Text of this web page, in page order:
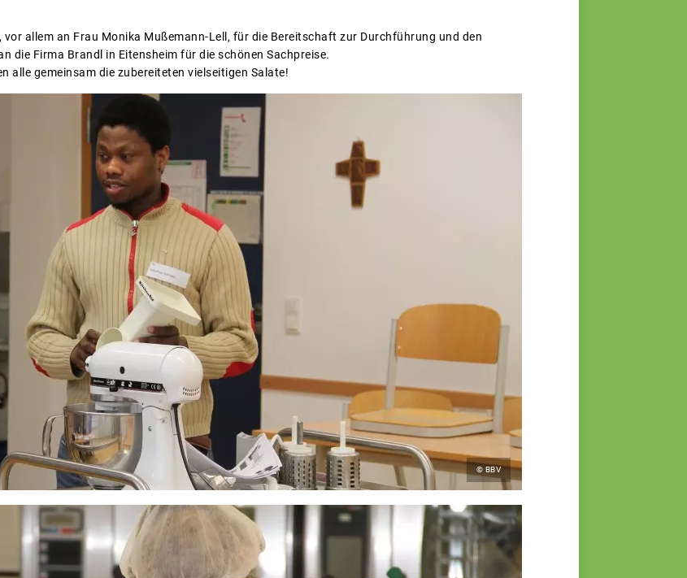
vor allem an Frau Monika Mußemann-Lell, für die Bereitschaft zur Durchführung und den
die Firma Brandl in Eitensheim für die schönen Sachpreise.
alle gemeinsam die zubereiteten vielseitigen Salate!
© BBV